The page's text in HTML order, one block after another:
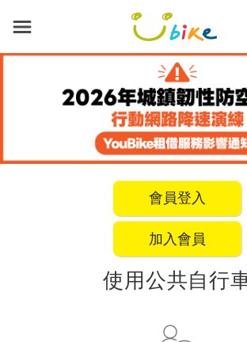
要
會員登入
加入會員
使用公共自行